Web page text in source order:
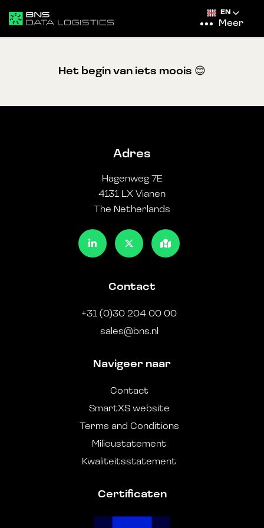
EN
Meer
Het begin van iets moois 😊
Adres
Hagenweg 7E
4131 LX Vianen
The Netherlands
Contact
+31 (0)30 204 00 00
sales@bns.nl
Navigeer naar
Contact
SmartXS website
Terms and Conditions
Milieustatement
Kwaliteitsstatement
Certificaten